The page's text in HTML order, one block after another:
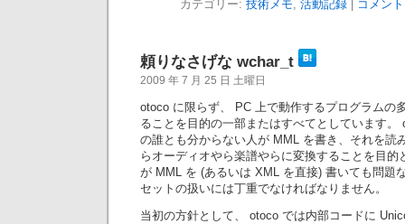
カテゴリー: 技術メモ, 活動記録| コメン
頼りなさげな wchar_t
2009 年 7 月 25 日 土曜日
otoco に限らず、 PC 上で動作するプログラムの
ることを目的の一部またはすべてとしています。
の誰とも分からない人が MML を書き、それを読
らオーディオやら楽譜やらに変換することを目的
が MML を (あるいは XML を直接) 書いても問題
セットの扱いには丁重でなければなりません。
当初の方針として、 otoco では内部コードに